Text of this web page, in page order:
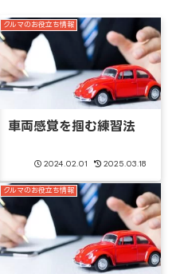
クルマのお役立ち情報
車両感覚を掴む練習法
2024.02.01 2025.03.18
クルマのお役立ち情報